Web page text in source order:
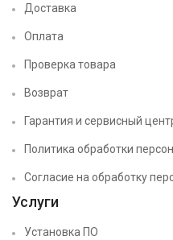
Доставка
Оплата
Проверка товара
Возврат
Гарантия и сервисный
Политика обработки
Согласие на обработку
Услуги
Установка ПО